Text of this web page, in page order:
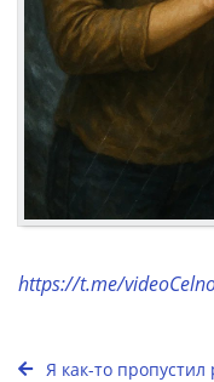
https://t.me/
Я как-то пропустил